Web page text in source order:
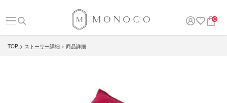
0
TOP ストーリー詳細 商品詳細